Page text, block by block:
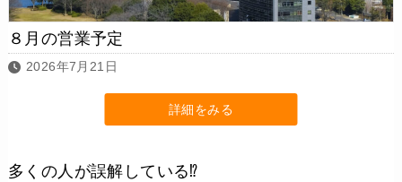
８月の営業予定
2026年7月21日
詳細をみる
多くの人が誤解している⁉